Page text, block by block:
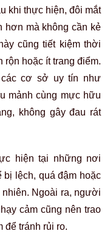
khi thực hiện, đôi mắt
hơn mà không cần kẻ
cũng tiết kiệm thời
hoặc ít trang điểm.
cơ sở uy tín như
mảnh cùng mực hữu
không gây đau rát
hiện tại những nơi
bị lệch, quá đậm hoặc
nhiên. Ngoài ra, người
cảm cũng nên trao
để tránh rủi ro.